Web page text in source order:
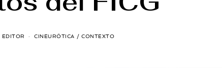
EDITOR CINEURÓTICA / CONTEXTO